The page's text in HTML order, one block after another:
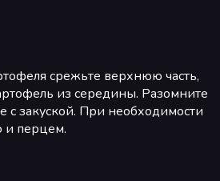
срежьте верхнюю часть,
из середины. Разомните
с закуской. При необходимости
и перцем.